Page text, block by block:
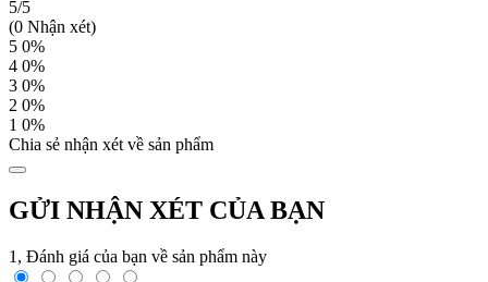
5/5
(0 Nhận xét)
5 0%
4 0%
3 0%
2 0%
1 0%
Chia sẻ nhận xét về sản phẩm
GỬI NHẬN XÉT CỦA BẠN
1, Đánh giá của bạn về sản phẩm này